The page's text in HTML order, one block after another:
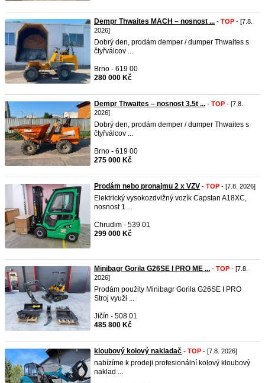
Dempr Thwaites MACH – nosnost ... - TOP - [7.8.
2026]
Dobrý den, prodám demper / dumper Thwaites s
čtyřválcov ...
Brno - 619 00
280 000 Kč
Dempr Thwaites – nosnost 3,5t ... - TOP - [7.8.
2026]
Dobrý den, prodám demper / dumper Thwaites s
čtyřválcov ...
Brno - 619 00
275 000 Kč
Prodám nebo pronajmu 2 x VZV - TOP - [7.8. 2026]
Elektrický vysokozdvižný vozík Capstan A18XC,
nosnost 1 ...
Chrudim - 539 01
299 000 Kč
Minibagr Gorila G26SE I PRO ME ... - TOP - [7.8.
2026]
Prodám použity Minibagr Gorila G26SE I PRO
Stroj využi ...
Jičín - 508 01
485 800 Kč
kloubový kolový nakladač - TOP - [7.8. 2026]
nabízíme k prodeji profesionální kolový kloubový
naklad ...